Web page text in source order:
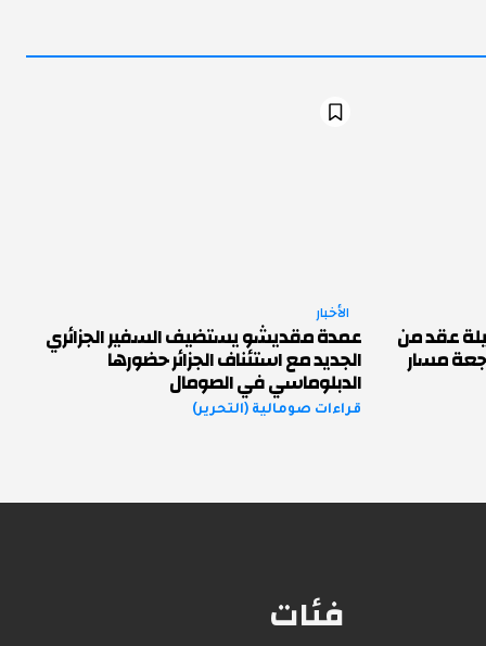
عقد من
مسار
الأخبار
عمدة مقديشو يستضيف السفير الجزائري
الجديد مع استئناف الجزائر حضورها
الدبلوماسي في الصومال
قراءات صومالية (التحرير)
فئات